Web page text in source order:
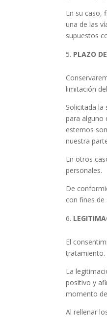
En su caso,
una de las
supuestos
PLAZO
limitación
Solicitada
para alguno
estemos
nuestra
En otros
personales.
De
con fines
El
tratamiento.
La
positivo y
momento
Al rellenar